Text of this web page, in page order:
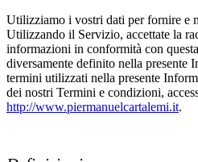
Utilizziamo i vostri dati per fornire e
Utilizzando il Servizio, accettate la
informazioni in conformità con
diversamente definito nella presente
termini utilizzati nella presente
dei nostri Termini e condizioni,
http://www.piermanuelcartalemi.it.